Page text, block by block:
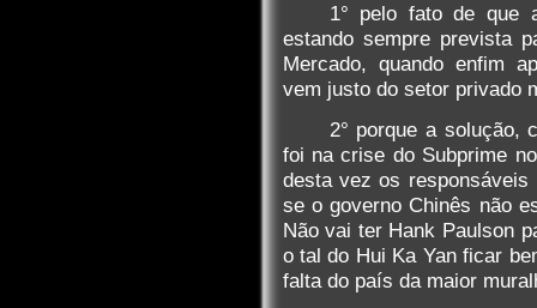
1° pelo fato de que
estando sempre prevista
Mercado, quando enfim
vem justo do setor privado
2° porque a solução,
foi na crise do Subprime
desta vez os
se o governo Chinês não
Não vai ter Hank Paulson
o tal do Hui Ka Yan ficar
falta do país da maior